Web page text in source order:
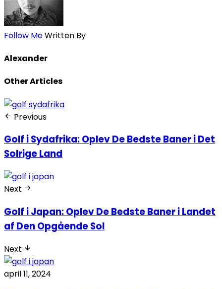
Follow MeWritten By
Alexander
Other Articles
Previous
Golf i Sydafrika: Oplev De Bedste Baner i Det
Solrige Land
Next
Golf i Japan: Oplev De Bedste Baner i Landet
af Den Opgående Sol
Next
april 11, 2024